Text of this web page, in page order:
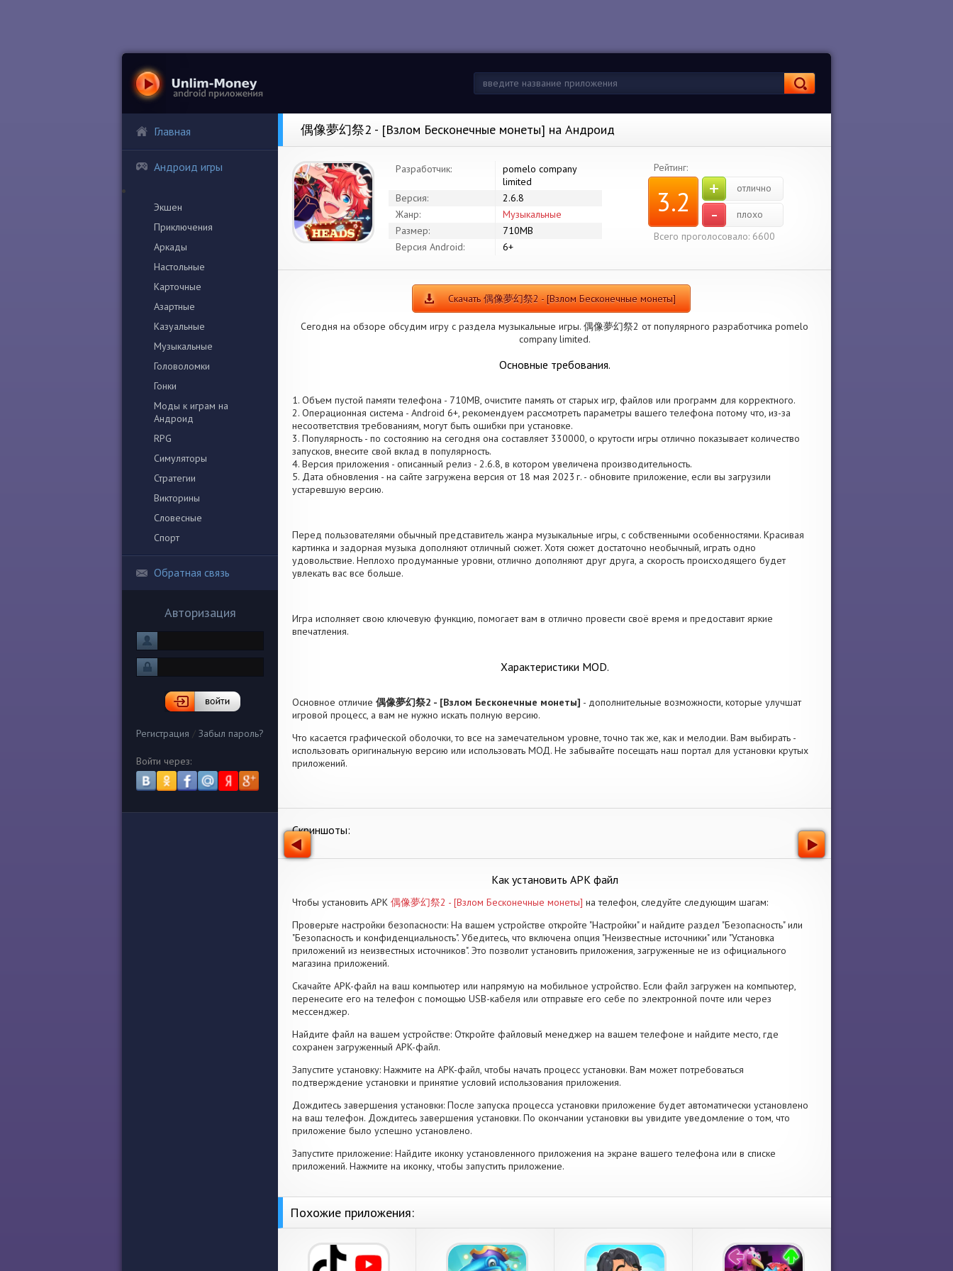
Главная
Андроид игры
Экшен
Приключения
Аркады
Настольные
Карточные
Азартные
Казуальные
Музыкальные
Головоломки
Гонки
Моды к играм на
Андроид
RPG
Симуляторы
Стратегии
Викторины
Словесные
Спорт
Обратная связь
Авторизация
Регистрация / Забыл пароль?
Войти через:
偶像夢幻祭2 - [Взлом Бесконечные монеты] на Андроид
Разработчик:
pomelo company
limited
Версия:
2.6.8
Жанр:
Музыкальные
Размер:
710MB
Версия Android:
6+
Рейтинг:
3.2 + отлично
-
плохо
Всего проголосовало: 6600
Скачать 偶像夢幻祭2 - [Взлом Бесконечные монеты]
Сегодня на обзоре обсудим игру с раздела музыкальные игры. 偶像夢幻祭2 от популярного разработчика pomelo
company limited.
Основные требования.
1. Объем пустой памяти телефона - 710MB, очистите память от старых игр, файлов или программ для корректного.
2. Операционная система - Android 6+, рекомендуем рассмотреть параметры вашего телефона потому что, из-за
несоответствия требованиям, могут быть ошибки при установке.
3. Популярность - по состоянию на сегодня она составляет 330000, о крутости игры отлично показывает количество
запусков, внесите свой вклад в популярность.
4. Версия приложения - описанный релиз - 2.6.8, в котором увеличена производительность.
5. Дата обновления - на сайте загружена версия от 18 мая 2023 г. - обновите приложение, если вы загрузили
устаревшую версию.
Перед пользователями обычный представитель жанра музыкальные игры, с собственными особенностями. Красивая
картинка и задорная музыка дополняют отличный сюжет. Хотя сюжет достаточно необычный, играть одно
удовольствие. Неплохо продуманные уровни, отлично дополняют друг друга, а скорость происходящего будет
увлекать вас все больше.
Игра исполняет свою ключевую функцию, помогает вам в отлично провести своё время и предоставит яркие
впечатления.
Характеристики MOD.
Основное отличие 偶像夢幻祭2 - [Взлом Бесконечные монеты] - дополнительные возможности, которые улучшат
игровой процесс, а вам не нужно искать полную версию.
Что касается графической оболочки, то все на замечательном уровне, точно так же, как и мелодии. Вам выбирать -
использовать оригинальную версию или использовать МОД. Не забывайте посещать наш портал для установки крутых
приложений.
Скриншоты:
Как установить APK файл
Чтобы установить APK 偶像夢幻祭2 - [Взлом Бесконечные монеты] на телефон, следуйте следующим шагам:
Проверьте настройки безопасности: На вашем устройстве откройте "Настройки" и найдите раздел "Безопасность" или
"Безопасность и конфиденциальность". Убедитесь, что включена опция "Неизвестные источники" или "Установка
приложений из неизвестных источников". Это позволит установить приложения, загруженные не из официального
магазина приложений.
Скачайте APK-файл на ваш компьютер или напрямую на мобильное устройство. Если файл загружен на компьютер,
перенесите его на телефон с помощью USB-кабеля или отправьте его себе по электронной почте или через
мессенджер.
Найдите файл на вашем устройстве: Откройте файловый менеджер на вашем телефоне и найдите место, где
сохранен загруженный APK-файл.
Запустите установку: Нажмите на APK-файл, чтобы начать процесс установки. Вам может потребоваться
подтверждение установки и принятие условий использования приложения.
Дождитесь завершения установки: После запуска процесса установки приложение будет автоматически установлено
на ваш телефон. Дождитесь завершения установки. По окончании установки вы увидите уведомление о том, что
приложение было успешно установлено.
Запустите приложение: Найдите иконку установленного приложения на экране вашего телефона или в списке
приложений. Нажмите на иконку, чтобы запустить приложение.
Похожие приложения: